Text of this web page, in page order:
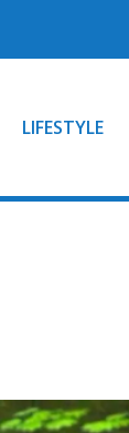
LIFESTYLE